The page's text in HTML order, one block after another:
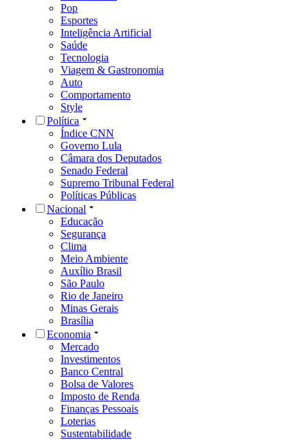
Pop
Esportes
Inteligência Artificial
Saúde
Tecnologia
Viagem & Gastronomia
Auto
Comportamento
Style
Política
Índice CNN
Governo Lula
Câmara dos Deputados
Senado Federal
Supremo Tribunal Federal
Políticas Públicas
Nacional
Educação
Segurança
Clima
Meio Ambiente
Auxílio Brasil
São Paulo
Rio de Janeiro
Minas Gerais
Brasília
Economia
Mercado
Investimentos
Banco Central
Bolsa de Valores
Imposto de Renda
Finanças Pessoais
Loterias
Sustentabilidade